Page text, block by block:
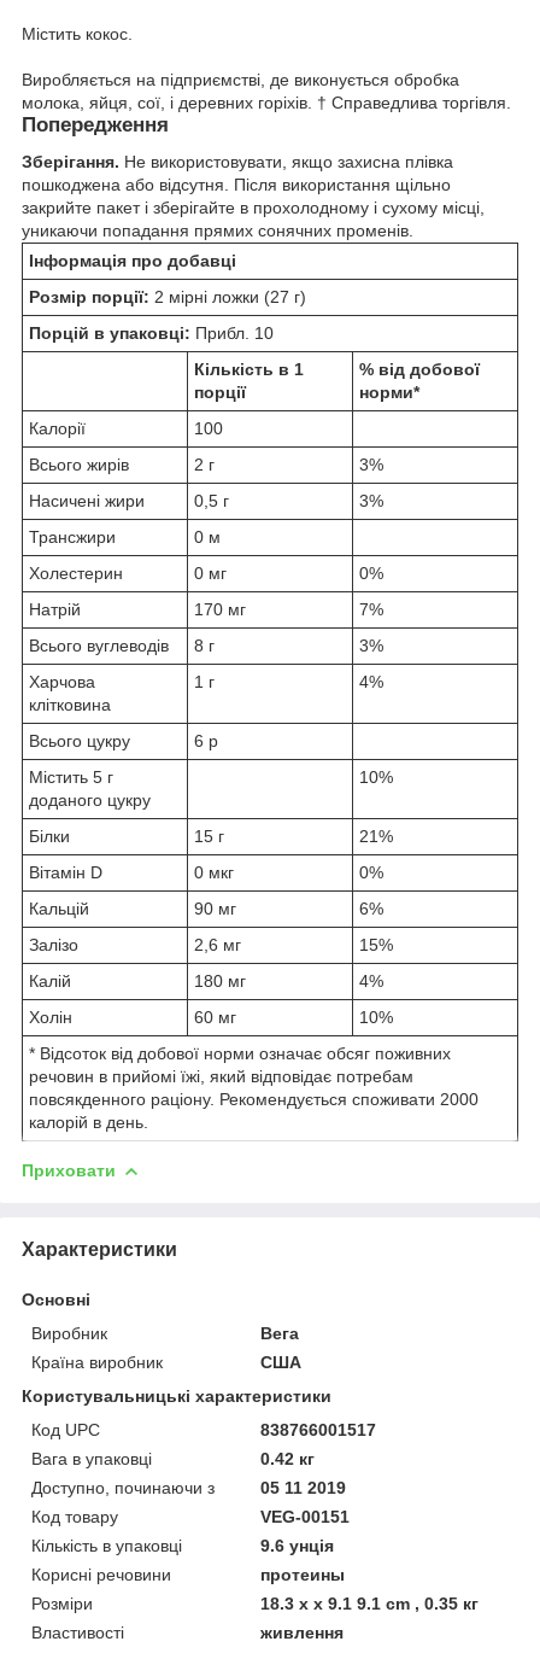
Містить кокос.
Виробляється на підприємстві, де виконується обробка
молока, яйця, сої, і деревних горіхів. † Справедлива торгівля.
Попередження
Зберігання. Не використовувати, якщо захисна плівка
пошкоджена або відсутня. Після використання щільно
закрийте пакет і зберігайте в прохолодному і сухому місці,
уникаючи попадання прямих сонячних променів.
Інформація про добавці
Розмір порції: 2 мірні ложки (27 г)
Порцій в упаковці: Прибл. 10
Кількість в 1
порції
% від добової
норми*
Калорії
100
Всього жирів
2 г
3%
Насичені жири
0,5 г
3%
Трансжири
0 м
Холестерин
0 мг
0%
Натрій
170 мг
7%
Всього вуглеводів
8 г
3%
Харчова
клітковина
1 г 4%
Всього цукру
6 р
Містить 5 г
доданого цукру
10%
Білки 15 г
21%
Вітамін D
0 мкг
0%
Кальцій
90 мг
6%
Залізо
2,6 мг
15%
Калій
180 мг
4%
Холін
60 мг
10%
* Відсоток від добової норми означає обсяг поживних
речовин в прийомі їжі, який відповідає потребам
повсякденного раціону. Рекомендується споживати 2000
калорій в день.
Приховати
Характеристики
Основні
Виробник
Вега
Країна виробник
США
Користувальницькі характеристики
Код UPC
838766001517
Вага в упаковці
0.42 кг
Доступно, починаючи з
05 11 2019
Код товару
VEG-00151
Кількість в упаковці
9.6 унція
Корисні речовини
протеины
Розміри
18.3 x x 9.1 9.1 cm , 0.35 кг
Властивості
живлення